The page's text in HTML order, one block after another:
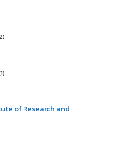
of Research and